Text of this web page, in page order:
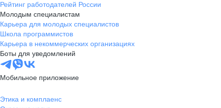
Рейтинг работодателей России
Молодым специалистам
Карьера для молодых специалистов
Школа программистов
Карьера в некоммерческих организациях
Боты для уведомлений
Мобильное приложение
Этика и комплаенс